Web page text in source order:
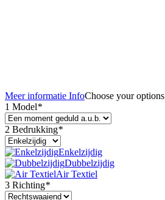
Meer informatie InfoChoose your options
1 Model*
2 Bedrukking*
Enkelzijdig
Dubbelzijdig
Air Textiel
3 Richting*